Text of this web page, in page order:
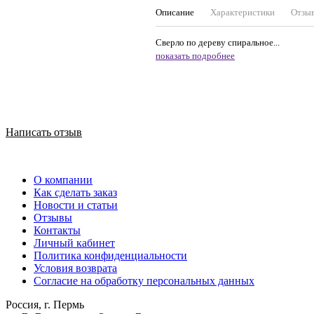
Описание Характеристики
Сверло по дереву спиральное...
показать подробнее
Написать отзыв
О компании
Как сделать заказ
Новости и статьи
Отзывы
Контакты
Личный кабинет
Политика конфиденциальности
Условия возврата
Согласие на обработку персональных данных
Россия, г. Пермь